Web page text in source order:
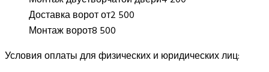
Доставка ворот от2 500
Монтаж ворот8 500
Условия оплаты для физических и юридических лиц: